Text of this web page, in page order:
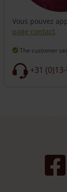
Vous pouvez
page contact.
The customer
+31